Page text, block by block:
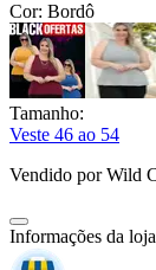
Cor: Bordô
Tamanho:
Veste 46 ao 54
Vendido porWild
Informações da loja